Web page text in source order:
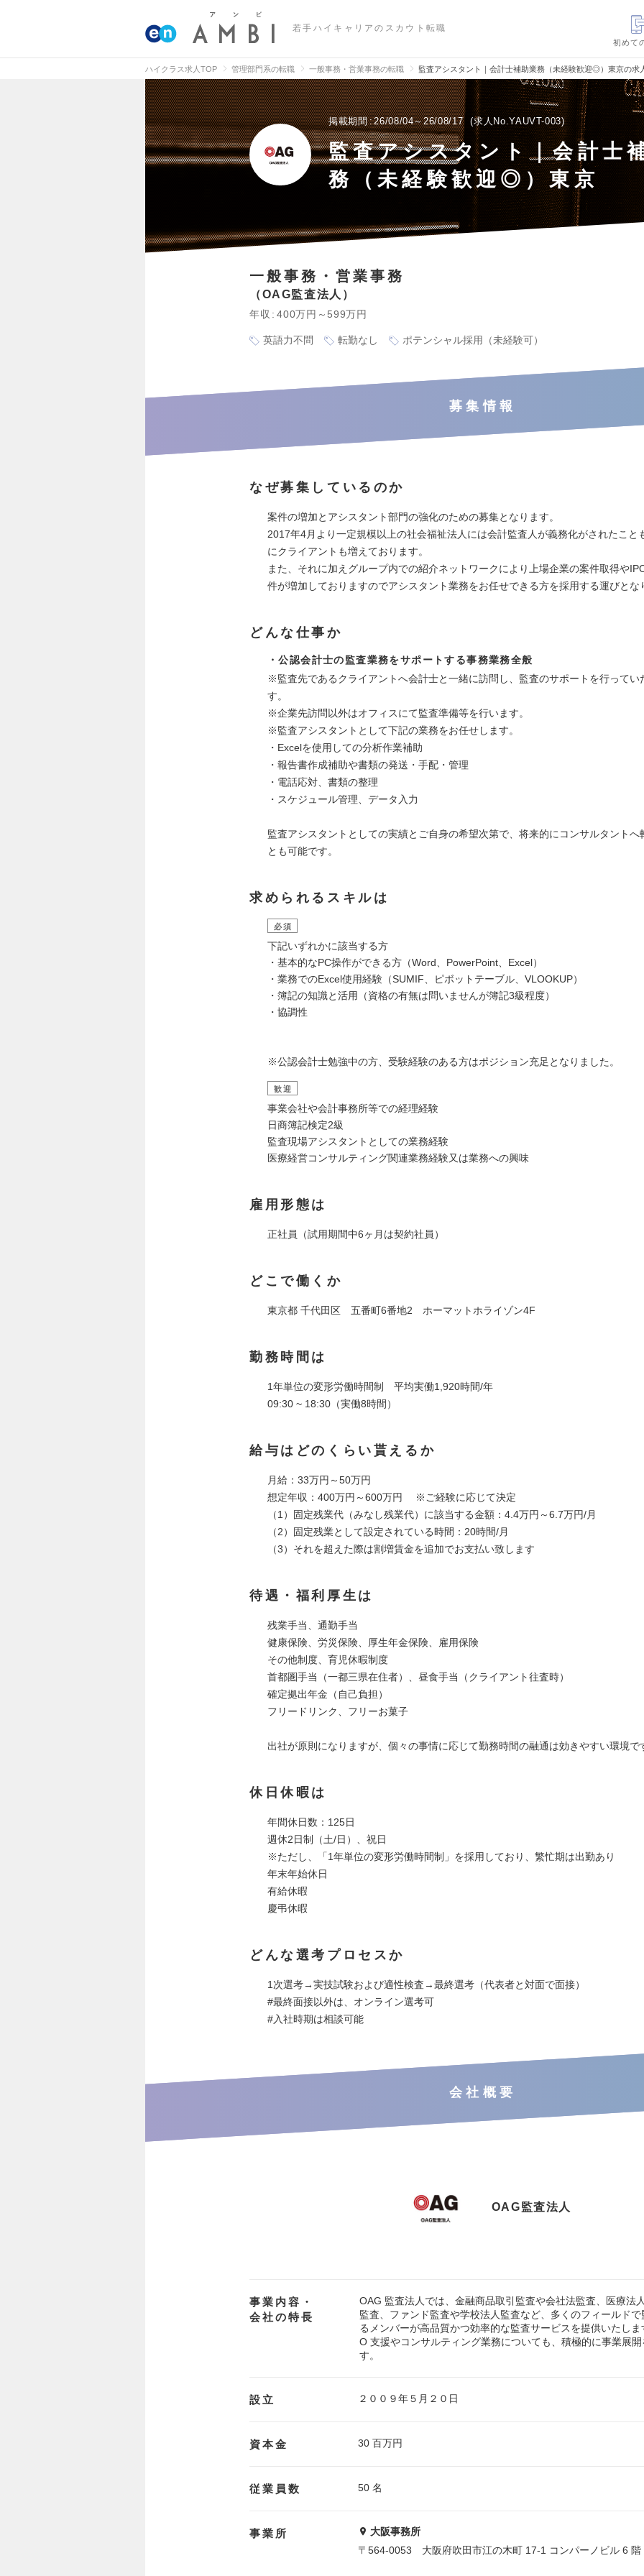
若手ハイキャリアのスカウト転職
初めて
ハイクラス求人TOP 管理部門系の転職 一般事務・営業事務の転職 監査アシスタント｜会計士補助業務（未経験歓迎◎）東京の求
掲載期間 26/08/04～26/08/17 求人No.YAUVT-003
監査アシスタント｜会計士
務（未経験歓迎◎）東京
一般事務・営業事務
OAG監査法人
年収 400万円～599万円
英語力不問 転勤なし ポテンシャル採用（未経験可）
募集情報
なぜ募集しているのか
案件の増加とアシスタント部門の強化のための募集となります。
2017年4月より一定規模以上の社会福祉法人には会計監査人が義務化がされたこと
にクライアントも増えております。
また、それに加えグループ内での紹介ネットワークにより上場企業の案件取得や
件が増加しておりますのでアシスタント業務をお任せできる方を採用する運びとな
どんな仕事か
・公認会計士の監査業務をサポートする事務業務全般
※監査先であるクライアントへ会計士と一緒に訪問し、監査のサポートを行ってい
す。
※企業先訪問以外はオフィスにて監査準備等を行います。
※監査アシスタントとして下記の業務をお任せします。
・Excelを使用しての分析作業補助
・報告書作成補助や書類の発送・手配・管理
・電話応対、書類の整理
・スケジュール管理、データ入力
監査アシスタントとしての実績とご自身の希望次第で、将来的にコンサルタントへ
とも可能です。
求められるスキルは
必須
下記いずれかに該当する方
・基本的なPC操作ができる方（Word、PowerPoint、Excel）
・業務でのExcel使用経験（SUMIF、ピボットテーブル、VLOOKUP）
・簿記の知識と活用（資格の有無は問いませんが簿記3級程度）
・協調性
※公認会計士勉強中の方、受験経験のある方はポジション充足となりました。
歓迎
事業会社や会計事務所等での経理経験
日商簿記検定2級
監査現場アシスタントとしての業務経験
医療経営コンサルティング関連業務経験又は業務への興味
雇用形態は
正社員（試用期間中6ヶ月は契約社員）
どこで働くか
東京都 千代田区 五番町6番地2 ホーマットホライゾン4F
勤務時間は
1年単位の変形労働時間制 平均実働1,920時間/年
09:30 ~ 18:30（実働8時間）
給与はどのくらい貰えるか
月給：33万円～50万円
想定年収：400万円～600万円 ※ご経験に応じて決定
（1）固定残業代（みなし残業代）に該当する金額：4.4万円～6.7万円/月
（2）固定残業として設定されている時間：20時間/月
（3）それを超えた際は割増賃金を追加でお支払い致します
待遇・福利厚生は
残業手当、通勤手当
健康保険、労災保険、厚生年金保険、雇用保険
その他制度、育児休暇制度
首都圏手当（一都三県在住者）、昼食手当（クライアント往査時）
確定拠出年金（自己負担）
フリードリンク、フリーお菓子
出社が原則になりますが、個々の事情に応じて勤務時間の融通は効きやすい環境で
休日休暇は
年間休日数：125日
週休2日制（土/日）、祝日
※ただし、「1年単位の変形労働時間制」を採用しており、繁忙期は出勤あり
年末年始休日
有給休暇
慶弔休暇
どんな選考プロセスか
1次選考→実技試験および適性検査→最終選考（代表者と対面で面接）
#最終面接以外は、オンライン選考可
#入社時期は相談可能
会社概要
OAG監査法人
事業内容・
会社の特長
OAG 監査法人では、金融商品取引監査や会社法監査、医療法
監査、ファンド監査や学校法人監査など、多くのフィールド
るメンバーが高品質かつ効率的な監査サービスを提供いたし
O 支援やコンサルティング業務についても、積極的に事業展
す。
設立 ２００９年５月２０日
資本金 30 百万円
従業員数 50 名
事業所
大阪事務所
〒564-0053 大阪府吹田市江の木町 17-1 コンパーノビル 6 階